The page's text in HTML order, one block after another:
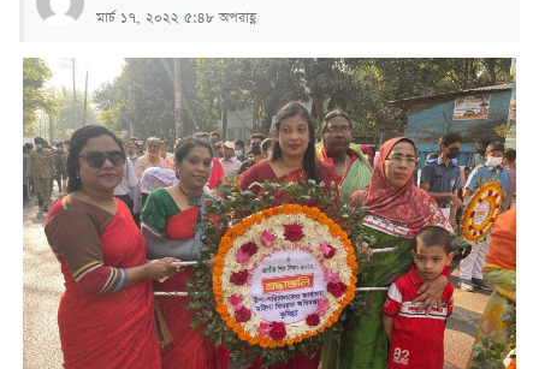
মার্চ ১৭, ২০২২ ৫:৪৮ অপরাহ্ণ